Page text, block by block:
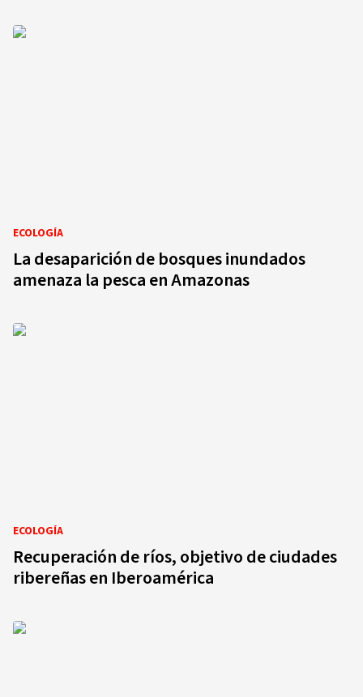
ECOLOGÍA
La desaparición de bosques inundados
amenaza la pesca en Amazonas
ECOLOGÍA
Recuperación de ríos, objetivo de ciudades
ribereñas en Iberoamérica